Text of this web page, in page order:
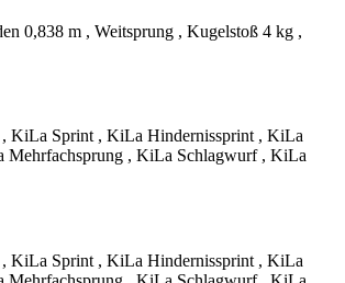
0,838 m , Weitsprung , Kugelstoß 4 kg ,
KiLa Sprint , KiLa Hindernissprint , KiLa
Mehrfachsprung , KiLa Schlagwurf , KiLa
KiLa Sprint , KiLa Hindernissprint , KiLa